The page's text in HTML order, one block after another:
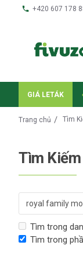
+420 607 178
GIÁ LETÁK
Trang chủ Tìm
Tìm
Tìm trong
Tìm trong